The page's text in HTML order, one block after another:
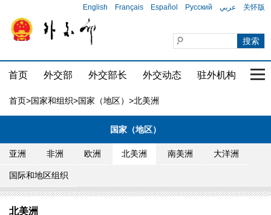
English Français Español Русский عربي 关怀版
首页 外交部 外交部长 外交动态 驻外机构 国
首页>国家和组织>国家（地区） >北美洲
国家（地区）
亚洲 非洲 欧洲 北美洲 南美洲 大洋洲
国际和地区组织
北美洲